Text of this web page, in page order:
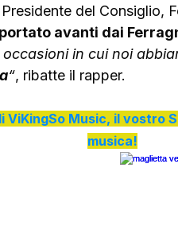
del Consiglio,
avanti dai
occasioni in cui noi
“, ribatte il rapper.
Music, il vostro
musica!